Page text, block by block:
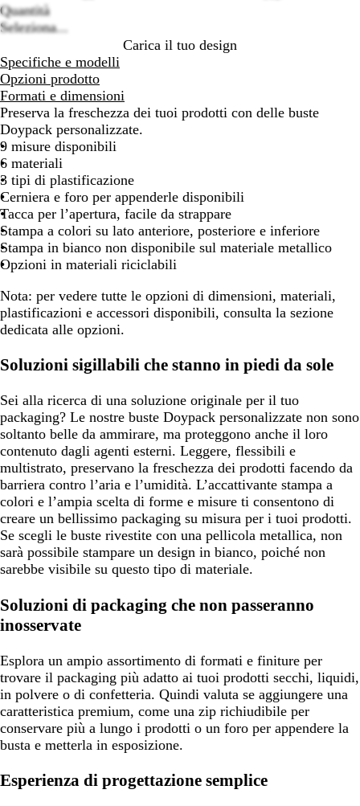
Quantità
Seleziona...
Carica il tuo design
Specifiche e modelli
Opzioni prodotto
Formati e dimensioni
Preserva la freschezza dei tuoi prodotti con delle buste
Doypack personalizzate.
9 misure disponibili
6 materiali
3 tipi di plastificazione
Cerniera e foro per appenderle disponibili
Tacca per l’apertura, facile da strappare
Stampa a colori su lato anteriore, posteriore e inferiore
Stampa in bianco non disponibile sul materiale metallico
Opzioni in materiali riciclabili
Nota: per vedere tutte le opzioni di dimensioni, materiali,
plastificazioni e accessori disponibili, consulta la sezione
dedicata alle opzioni.
Soluzioni sigillabili che stanno in piedi da sole
Sei alla ricerca di una soluzione originale per il tuo
packaging? Le nostre buste Doypack personalizzate non sono
soltanto belle da ammirare, ma proteggono anche il loro
contenuto dagli agenti esterni. Leggere, flessibili e
multistrato, preservano la freschezza dei prodotti facendo da
barriera contro l’aria e l’umidità. L’accattivante stampa a
colori e l’ampia scelta di forme e misure ti consentono di
creare un bellissimo packaging su misura per i tuoi prodotti.
Se scegli le buste rivestite con una pellicola metallica, non
sarà possibile stampare un design in bianco, poiché non
sarebbe visibile su questo tipo di materiale.
Soluzioni di packaging che non passeranno
inosservate
Esplora un ampio assortimento di formati e finiture per
trovare il packaging più adatto ai tuoi prodotti secchi, liquidi,
in polvere o di confetteria. Quindi valuta se aggiungere una
caratteristica premium, come una zip richiudibile per
conservare più a lungo i prodotti o un foro per appendere la
busta e metterla in esposizione.
Esperienza di progettazione semplice